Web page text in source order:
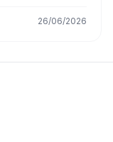
26/06/2026